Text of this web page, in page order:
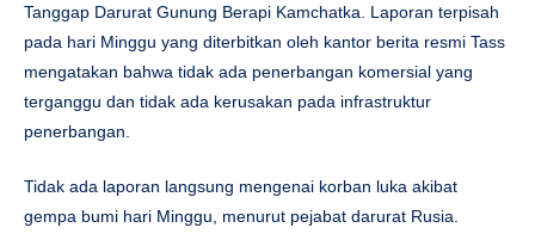
Tanggap Darurat Gunung Berapi Kamchatka. Laporan terpisah
pada hari Minggu yang diterbitkan oleh kantor berita resmi Tass
mengatakan bahwa tidak ada penerbangan komersial yang
terganggu dan tidak ada kerusakan pada infrastruktur
penerbangan.
Tidak ada laporan langsung mengenai korban luka akibat
gempa bumi hari Minggu, menurut pejabat darurat Rusia.